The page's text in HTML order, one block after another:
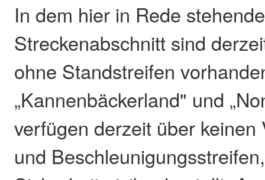
In dem hier in Rede
Streckenabschnitt sind
ohne Standstreifen
„Kannenbäckerland" und
verfügen derzeit über keinen
und